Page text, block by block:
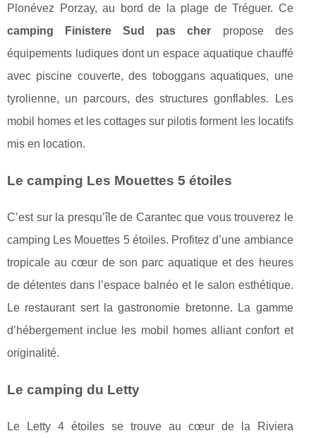
Plonévez Porzay, au bord de la plage de Tréguer. Ce
camping Finistere Sud pas cher propose des
équipements ludiques dont un espace aquatique chauffé
avec piscine couverte, des toboggans aquatiques, une
tyrolienne, un parcours, des structures gonflables. Les
mobil homes et les cottages sur pilotis forment les locatifs
mis en location.
Le camping Les Mouettes 5 étoiles
C’est sur la presqu’île de Carantec que vous trouverez le
camping Les Mouettes 5 étoiles. Profitez d’une ambiance
tropicale au cœur de son parc aquatique et des heures
de détentes dans l’espace balnéo et le salon esthétique.
Le restaurant sert la gastronomie bretonne. La gamme
d’hébergement inclue les mobil homes alliant confort et
originalité.
Le camping du Letty
Le Letty 4 étoiles se trouve au cœur de la Riviera